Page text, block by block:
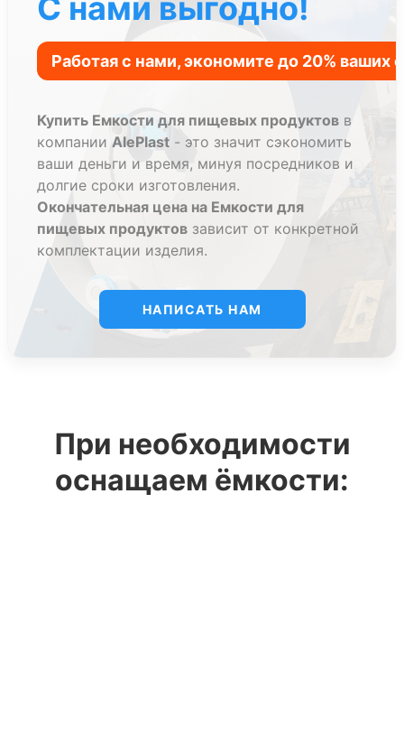
С нами выгодно!
Купить Емкости для пищевых продуктов в
компании AlePlast - это значит сэкономить
ваши деньги и время, минуя посредников и
долгие сроки изготовления.
Окончательная цена на Емкости для
пищевых продуктов зависит от конкретной
комплектации изделия.
НАПИСАТЬ НАМ
При необходимости
оснащаем ёмкости: